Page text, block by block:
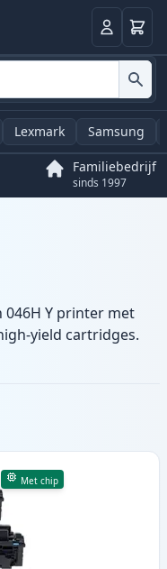
Log in
Lexmark Samsung
Familiebedrijf
sinds 1997
046H Y printer met
yield cartridges.
en snelle levering
Met chip